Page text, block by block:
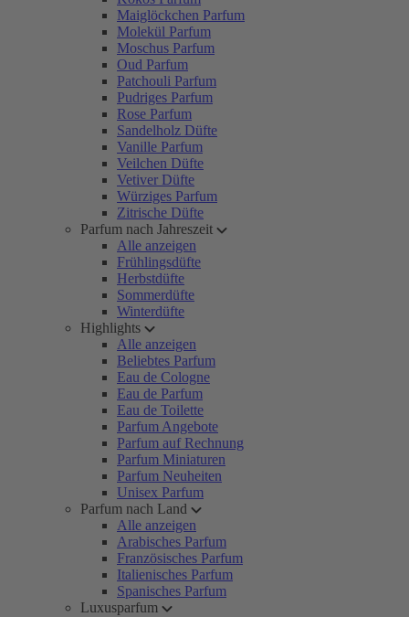
Maiglöckchen Parfum
Molekül Parfum
Moschus Parfum
Oud Parfum
Patchouli Parfum
Pudriges Parfum
Rose Parfum
Sandelholz Düfte
Vanille Parfum
Veilchen Düfte
Vetiver Düfte
Würziges Parfum
Zitrische Düfte
Parfum nach Jahreszeit
Alle anzeigen
Frühlingsdüfte
Herbstdüfte
Sommerdüfte
Winterdüfte
Highlights
Alle anzeigen
Beliebtes Parfum
Eau de Cologne
Eau de Parfum
Eau de Toilette
Parfum Angebote
Parfum auf Rechnung
Parfum Miniaturen
Parfum Neuheiten
Unisex Parfum
Parfum nach Land
Alle anzeigen
Arabisches Parfum
Französisches Parfum
Italienisches Parfum
Spanisches Parfum
Luxusparfum